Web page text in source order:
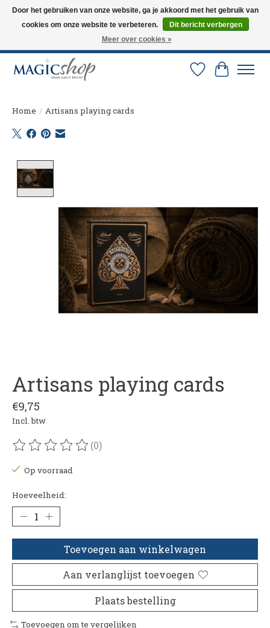
Altijd de nieuwste trucs op voorraad. Snelle verzending via PostNL en DHL.
Langskomen in onze winkel? Bel of mail om een afspraak te maken. 0251-
Verlanglijst
Home / Artisans playing cards
Artisans playing cards
€9,75
Incl. btw
De beoordeling van dit product is
(0)
Op voorraad
Hoeveelheid:
Toevoegen aan winkelwagen
Aan verlanglijst toevoegen
Plaats bestelling
Toevoegen om te vergelijken
Door het gebruiken van onze website, ga je akkoord met het gebruik van
cookies om onze website te verbeteren.
Dit bericht verbergen
Meer over cookies »